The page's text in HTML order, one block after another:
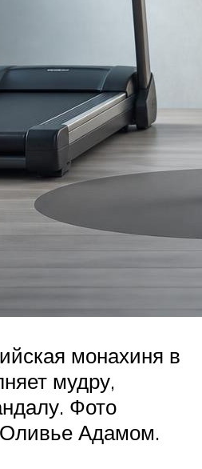
монахиня в
мудру,
Фото
Оливье Адамом.